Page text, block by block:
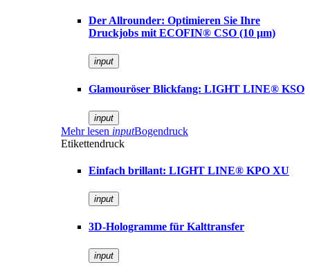
Der Allrounder: Optimieren Sie Ihre
Druckjobs mit ECOFIN® CSO (10 µm)
input
Glamouröser Blickfang: LIGHT LINE® KSO
input
Mehr lesen inputBogendruck
Etikettendruck
Einfach brillant: LIGHT LINE® KPO XU
input
3D-Hologramme für Kalttransfer
input